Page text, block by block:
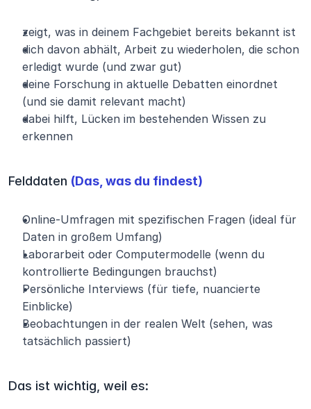
zeigt, was in deinem Fachgebiet bereits bekannt ist
dich davon abhält, Arbeit zu wiederholen, die schon
erledigt wurde (und zwar gut)
deine Forschung in aktuelle Debatten einordnet
(und sie damit relevant macht)
dabei hilft, Lücken im bestehenden Wissen zu
erkennen
Felddaten (Das, was du findest)
Online-Umfragen mit spezifischen Fragen (ideal für
Daten in großem Umfang)
Laborarbeit oder Computermodelle (wenn du
kontrollierte Bedingungen brauchst)
Persönliche Interviews (für tiefe, nuancierte
Einblicke)
Beobachtungen in der realen Welt (sehen, was
tatsächlich passiert)
Das ist wichtig, weil es: